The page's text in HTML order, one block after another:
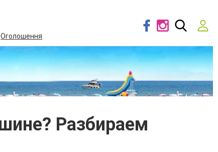
Оголошення
Разбираем